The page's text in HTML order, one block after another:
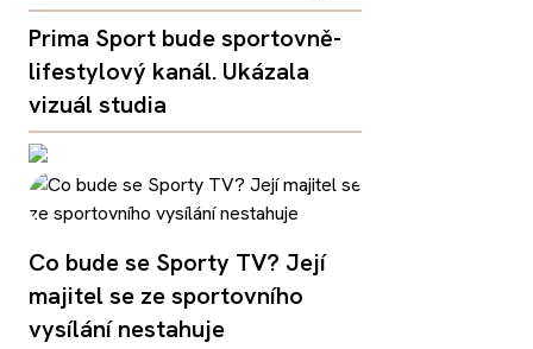
Prima Sport bude sportovně-
lifestylový kanál. Ukázala
vizuál studia
Co bude se Sporty TV? Její
majitel se ze sportovního
vysílání nestahuje